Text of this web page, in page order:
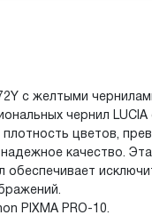
с желтыми
чернил LUCIA
плотность цветов,
качество.
обеспечивает
PIXMA PRO-10.